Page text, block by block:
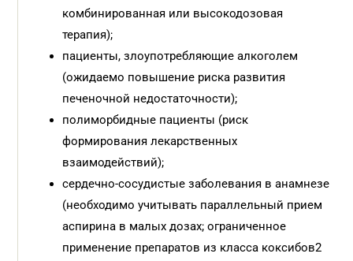
комбинированная или высокодозовая
терапия);
пациенты, злоупотребляющие алкоголем
(ожидаемо повышение риска развития
печеночной недостаточности);
полиморбидные пациенты (риск
формирования лекарственных
взаимодействий);
сердечно-сосудистые заболевания в анамнезе
(необходимо учитывать параллельный прием
аспирина в малых дозах; ограниченное
применение препаратов из класса коксибов2